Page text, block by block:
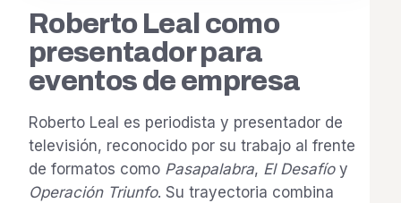
Roberto Leal como
presentador para
eventos de empresa
Roberto Leal es periodista y presentador de
televisión, reconocido por su trabajo al frente
de formatos como Pasapalabra, El Desafíoy
Operación Triunfo. Su trayectoria combina